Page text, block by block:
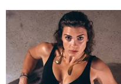
Pfauserová o dceři: Nechci,